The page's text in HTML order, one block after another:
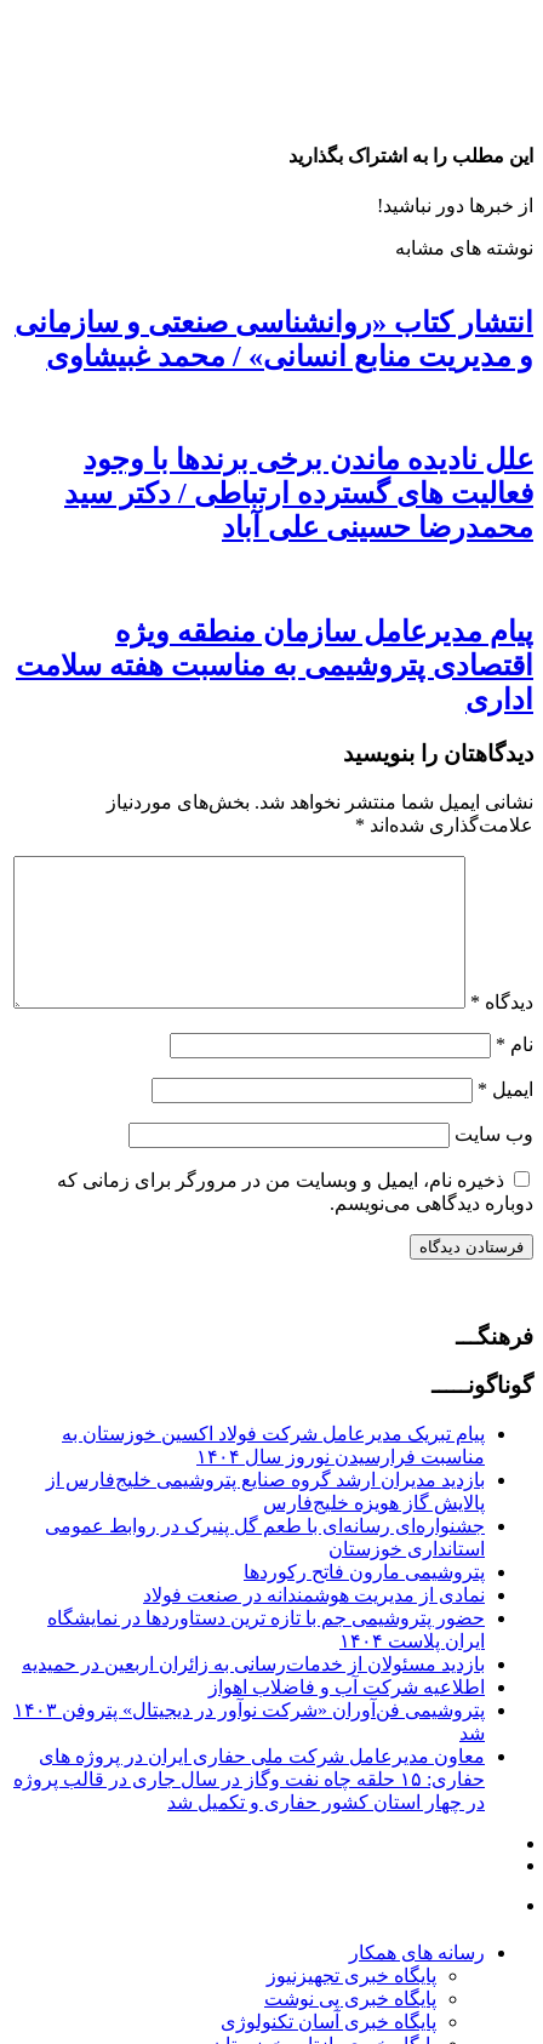
این مطلب را به اشتراک بگذارید
از خبرها دور نباشید!
نوشته های مشابه
انتشار کتاب «روانشناسی صنعتی و سازمانی
و مدیریت منابع انسانی» / محمد غبیشاوی
علل نادیده ماندن برخی برندها با وجود
فعالیت های گسترده ارتباطی / دکتر سید
محمدرضا حسینی علی آباد
پیام مدیرعامل سازمان منطقه ویژه
اقتصادی پتروشیمی به مناسبت هفته سلامت
اداری
دیدگاهتان را بنویسید
نشانی ایمیل شما منتشر نخواهد شد. بخش‌های موردنیاز
علامت‌گذاری شده‌اند *
دیدگاه *
نام *
ایمیل *
وب‌ سایت
ذخیره نام، ایمیل و وبسایت من در مرورگر برای زمانی که
دوباره دیدگاهی می‌نویسم.
فرهنگـــ
گوناگونـــــ
پیام تبریک مدیرعامل شرکت فولاد اکسین خوزستان به
مناسبت فرارسیدن نوروز سال ۱۴۰۴
بازدید مدیران ارشد گروه صنایع پتروشیمی خلیج‌فارس از
پالایش گاز هویزه خلیج‌فارس
جشنواره‌ای رسانه‌ای با طعم گل پنیرک در روابط عمومی
استانداری خوزستان
پتروشیمی مارون فاتح رکوردها
نمادی از مدیریت هوشمندانه در صنعت فولاد
حضور پتروشیمی جم با تازه ترین دستاوردها در نمایشگاه
ایران پلاست ۱۴۰۴
بازدید مسئولان از خدمات‌رسانی به زائران اربعین در حمیدیه
اطلاعیه شرکت آب و فاضلاب اهواز
پتروشیمی فن‌آوران «شرکت نوآور در دیجیتال» پتروفن ۱۴۰۳
شد
معاون مدیرعامل شرکت ملی حفاری ایران در پروژه های
حفاری: ۱۵ حلقه چاه نفت وگاز در سال جاری در قالب پروژه
در چهار استان کشور حفاری و تکمیل شد
رسانه های همکار
پایگاه خبری تجهیزنیوز
پایگاه خبری پی نوشت
پایگاه خبری آسان تکنولوژی